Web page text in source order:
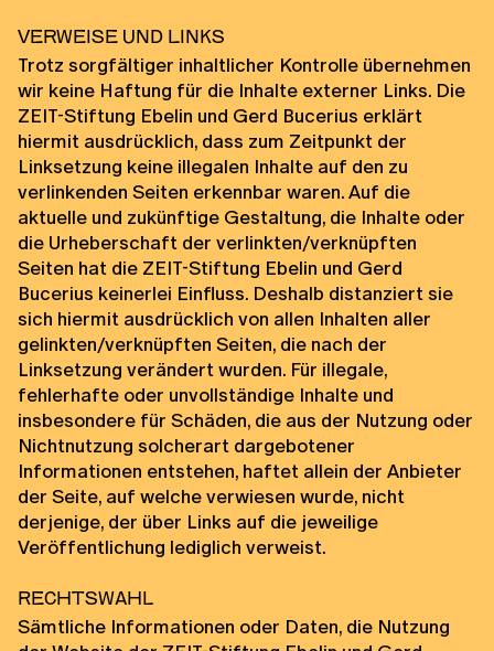
Verweise und Links
Trotz sorgfältiger inhaltlicher Kontrolle übernehmen
wir keine Haftung für die Inhalte externer Links. Die
ZEIT-Stiftung Ebelin und Gerd Bucerius erklärt
hiermit ausdrücklich, dass zum Zeitpunkt der
Linksetzung keine illegalen Inhalte auf den zu
verlinkenden Seiten erkennbar waren. Auf die
aktuelle und zukünftige Gestaltung, die Inhalte oder
die Urheberschaft der verlinkten/verknüpften
Seiten hat die ZEIT-Stiftung Ebelin und Gerd
Bucerius keinerlei Einfluss. Deshalb distanziert sie
sich hiermit ausdrücklich von allen Inhalten aller
gelinkten/verknüpften Seiten, die nach der
Linksetzung verändert wurden. Für illegale,
fehlerhafte oder unvollständige Inhalte und
insbesondere für Schäden, die aus der Nutzung oder
Nichtnutzung solcherart dargebotener
Informationen entstehen, haftet allein der Anbieter
der Seite, auf welche verwiesen wurde, nicht
derjenige, der über Links auf die jeweilige
Veröffentlichung lediglich verweist.
Rechtswahl
Sämtliche Informationen oder Daten, die Nutzung